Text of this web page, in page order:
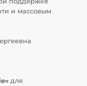
и массовым
для